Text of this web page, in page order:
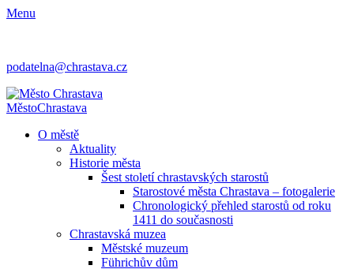
Menu
podatelna@chrastava.cz
MěstoChrastava
O městě
Aktuality
Historie města
Šest století chrastavských starostů
Starostové města Chrastava – fotogalerie
Chronologický přehled starostů od roku
1411 do současnosti
Chrastavská muzea
Městské muzeum
Führichův dům